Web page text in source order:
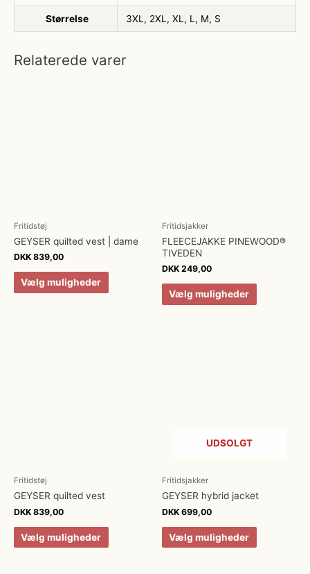
Størrelse 3XL, 2XL, XL, L, M, S
Relaterede varer
Fritidstøj
GEYSER quilted vest | dame
DKK 839,00
Vælg muligheder
Fritidsjakker
FLEECEJAKKE PINEWOOD®
TIVEDEN
DKK 249,00
Vælg muligheder
Fritidstøj
GEYSER quilted vest
DKK 839,00
Vælg muligheder
UDSOLGT
Fritidsjakker
GEYSER hybrid jacket
DKK 699,00
Vælg muligheder